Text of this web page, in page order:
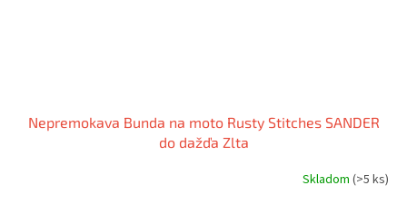
Nepremokava Bunda na moto Rusty Stitches SANDER
do dažďa Zlta
Skladom (>5 ks)